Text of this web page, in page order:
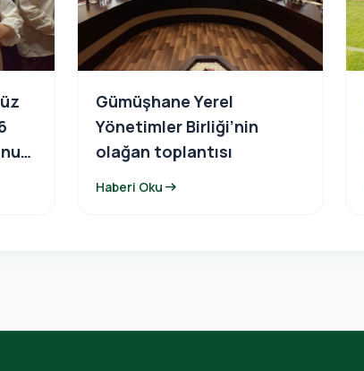
Gümüşhane Yerel
Yönetimler Birliği’nin
olağan toplantısı
Haberi Oku arrow_right_alt